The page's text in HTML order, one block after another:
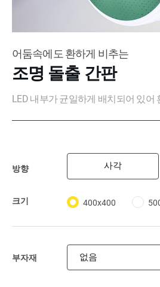
어둠속에도 환하게 비추는
조명 돌출 간판
LED 내부가 균일하게 배치되어 있어
방향 사각
크기 400x400
부자재 없음